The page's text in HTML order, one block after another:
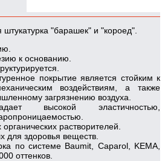
"барашек" и "короед".
к основанию.
покрытие является стойким к
воздействиям, а также
загрязнению воздуха.
высокой эластичностью,
растворителей.
для здоровья веществ.
по системе Baumit, Caparol, KEMA,
оттенков.